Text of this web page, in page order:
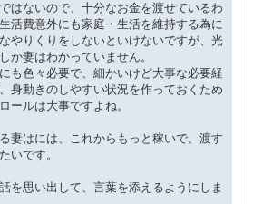
はないので、十分なお金を渡せているわ
活費意外にも家庭・生活を維持する為に
やりくりをしないといけないですが、光
か妻はわかっていません。
も色々必要で、細かいけど大事な必要経
身動きのしやすい状況を作っておくため
ールは大事ですよね。
妻はには、これからもっと稼いで、渡す
いです。
を思い出して、言葉を添えるようにしま